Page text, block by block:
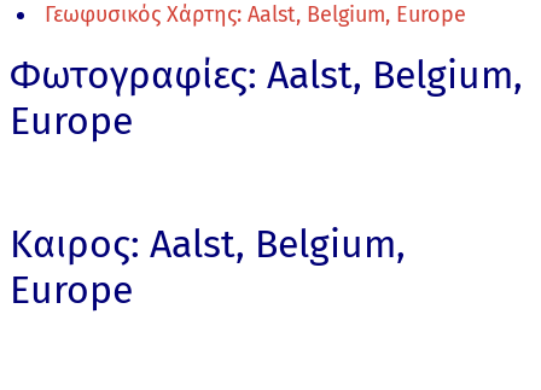
Γεωφυσικός Χάρτης: Aalst, Belgium, Europe
Φωτογραφίες: Aalst, Belgium,
Europe
Καιρος: Aalst, Belgium,
Europe